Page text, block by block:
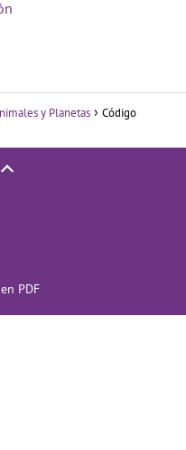
y Planetas
Código
PDF